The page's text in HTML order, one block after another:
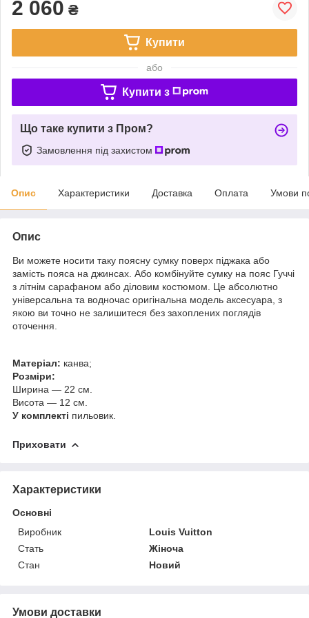
2 060 ₴
Купити
або
Купити з
Що таке купити з Пром?
Замовлення під захистом
Опис Характеристики Доставка Оплата Умови
Опис
Ви можете носити таку поясну сумку поверх піджака або
замість пояса на джинсах. Або комбінуйте сумку на пояс Гуччі
з літнім сарафаном або діловим костюмом. Це абсолютно
універсальна та водночас оригінальна модель аксесуара, з
якою ви точно не залишитеся без захоплених поглядів
оточення.
Матеріал: канва;
Розміри:
Ширина — 22 см.
Висота — 12 см.
У комплекті пильовик.
Приховати
Характеристики
Основні
Виробник
Louis Vuitton
Стать
Жіноча
Стан
Новий
Умови доставки